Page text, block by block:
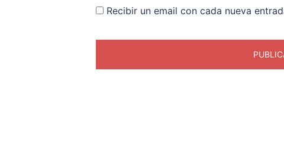
Recibir un email con cada nueva